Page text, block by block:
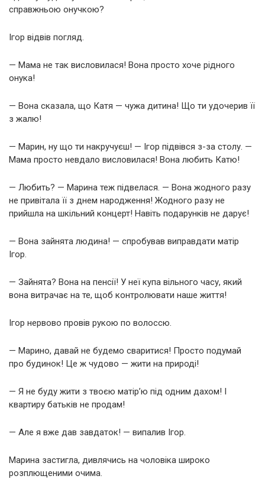
справжньою онучкою?
Ігор відвів погляд.
— Мама не так висловилася! Вона просто хоче рідного
онука!
— Вона сказала, що Катя — чужа дитина! Що ти удочерив її
з жалю!
— Марин, ну що ти накручуєш! — Ігор підвівся з-за столу. —
Мама просто невдало висловилася! Вона любить Катю!
— Любить? — Марина теж підвелася. — Вона жодного разу
не привітала її з днем народження! Жодного разу не
прийшла на шкільний концерт! Навіть подарунків не дарує!
— Вона зайнята людина! — спробував виправдати матір
Ігор.
— Зайнята? Вона на пенсії! У неї купа вільного часу, який
вона витрачає на те, щоб контролювати наше життя!
Ігор нервово провів рукою по волоссю.
— Марино, давай не будемо сваритися! Просто подумай
про будинок! Це ж чудово — жити на природі!
— Я не буду жити з твоєю матір’ю під одним дахом! І
квартиру батьків не продам!
— Але я вже дав завдаток! — випалив Ігор.
Марина застигла, дивлячись на чоловіка широко
розплющеними очима.